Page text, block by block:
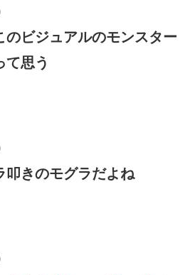
のビジュアルのモンスター
て思う
叩きのモグラだよね